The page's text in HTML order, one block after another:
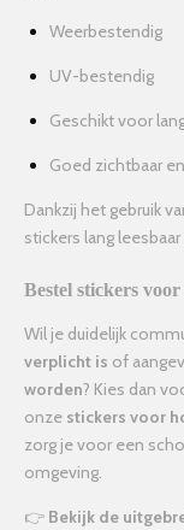
Weerbestendig
UV-bestendig
Geschikt voor
Goed zichtbaar
Dankzij het gebruik
stickers lang
Bestel stickers
Wil je duidelijk
verplicht is of
worden? Kies dan
onze stickers voor
zorg je voor een
omgeving.
👉 Bekijk de